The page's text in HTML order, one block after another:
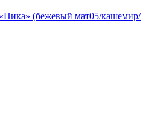
(бежевый мат05/кашемир/